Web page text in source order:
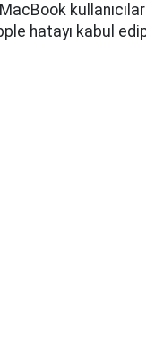
hatayı kabul